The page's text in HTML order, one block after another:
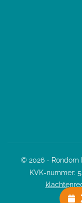
© 2026 - Rondom
KVK-nummer: